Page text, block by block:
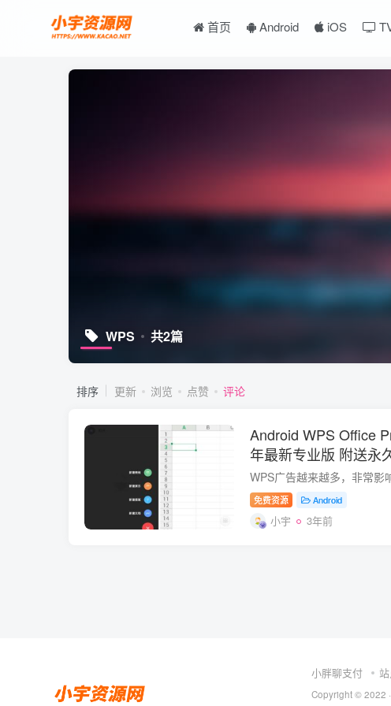
首页 Android iOS
WPS 共2篇
排序 更新 浏览 点赞 评论
Android WPS Office
年最新专业版 附送永
免费资源 Android
小宇 3年前
小胖聊支付
Copyright © 2022 ·